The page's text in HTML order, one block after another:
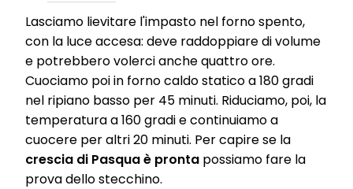
Lasciamo lievitare l'impasto nel forno spento,
con la luce accesa: deve raddoppiare di volume
e potrebbero volerci anche quattro ore.
Cuociamo poi in forno caldo statico a 180 gradi
nel ripiano basso per 45 minuti. Riduciamo, poi, la
temperatura a 160 gradi e continuiamo a
cuocere per altri 20 minuti. Per capire se la
crescia di Pasqua è pronta possiamo fare la
prova dello stecchino.
your personal data for all the purposes stated above. If you click on
“Reject”, only cookies that are technically necessary to provide you
with this website will be used.